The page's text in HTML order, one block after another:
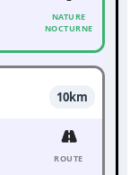
NATURE
NOCTURNE
10km
ROUTE